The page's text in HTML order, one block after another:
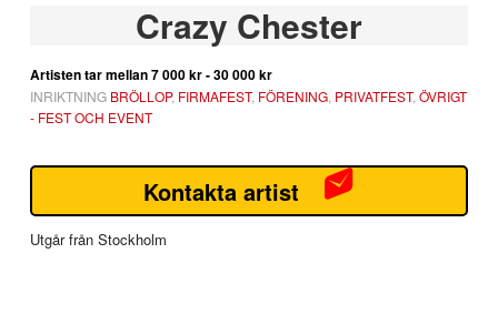
Crazy Chester
Artisten tar mellan7 000 kr - 30 000 kr
INRIKTNING BRÖLLOP, FIRMAFEST, FÖRENING, PRIVATFEST,ÖVRIGT
- FEST OCH EVENT
Kontakta artist
Utgår från Stockholm